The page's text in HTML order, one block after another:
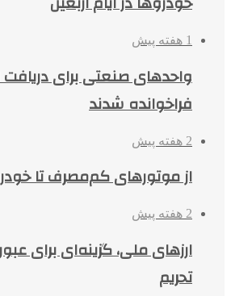
1 هفته پیش
واحدهای صنعتی برای دریافت
فراخوانده شدند
2 هفته پیش
از موتورهای کم‌مصرف تا
2 هفته پیش
ارزهای ملی، گزینه‌ای برای
تحریم